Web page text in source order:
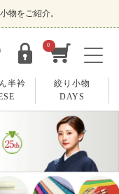
物をご紹介。
0
半衿
絞り小物
DAYS